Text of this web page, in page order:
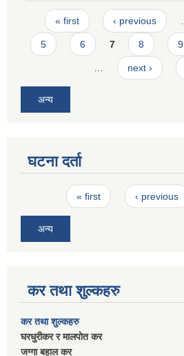
Pages
« first ‹ previous
5 6 7 8 9
next ›
अन्य
घटना दर्ता
Pages« first ‹ previous
अन्य
कर तथा शुल्कहरु
कर तथा शुल्कहरु
घरधुरीकर र मालपाेत कर
जग्गा बहाल कर